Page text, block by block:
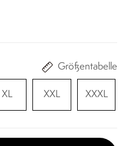
Größentabelle
XL XXL XXXL